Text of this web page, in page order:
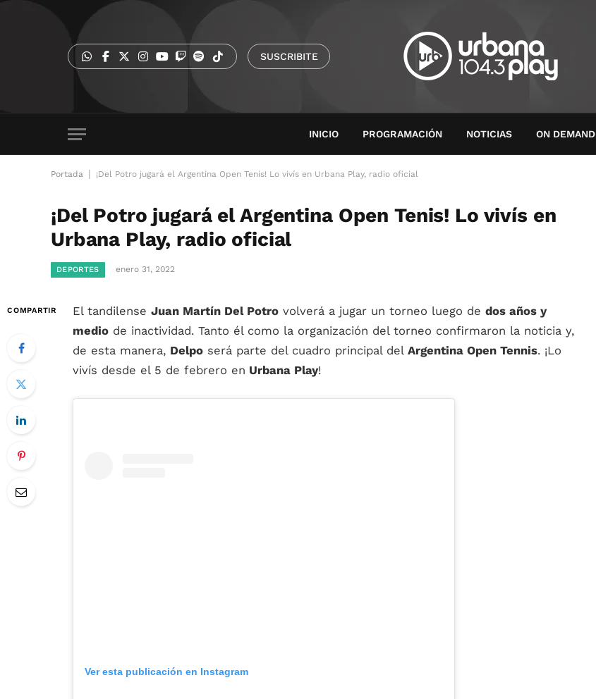
SUSCRIBITE
INICIO PROGRAMACIÓN NOTICIAS ON DEMAND
Portada ¡Del Potro jugará el Argentina Open Tenis! Lo vivís en Urbana Play, radio oficial
¡Del Potro jugará el Argentina Open Tenis! Lo vivís en
Urbana Play, radio oficial
DEPORTES enero 31, 2022
COMPARTIR El tandilense Juan Martín Del Potro volverá a jugar un torneo luego de dos años y
medio de inactividad. Tanto él como la organización del torneo confirmaron la noticia y,
de esta manera, Delpo será parte del cuadro principal del Argentina Open Tennis. ¡Lo
vivís desde el 5 de febrero en Urbana Play!
Ver esta publicación en Instagram